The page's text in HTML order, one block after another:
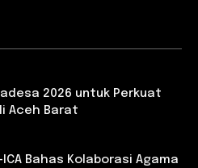
2026 untuk Perkuat
Aceh Barat
Bahas Kolaborasi Agama